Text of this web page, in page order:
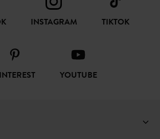
INSTAGRAM TIKTOK
YOUTUBE